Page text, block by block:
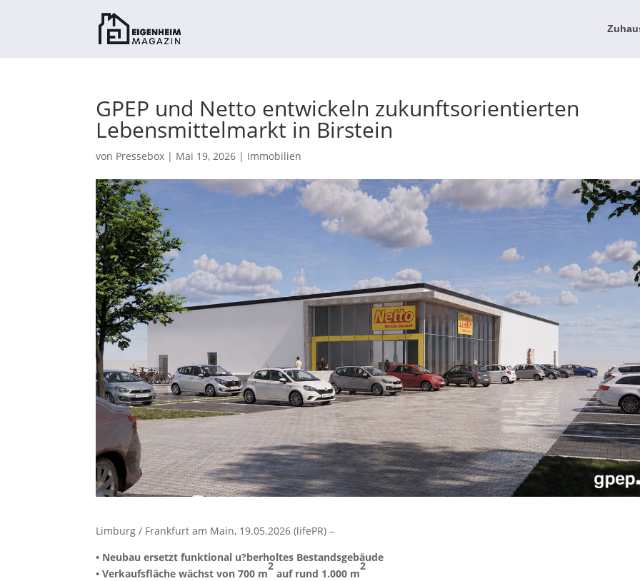
GPEP und Netto entwickeln zukunftsorientierten
Lebensmittelmarkt in Birstein
von Pressebox | Mai 19, 2026 | Immobilien
Limburg / Frankfurt am Main, 19.05.2026 (lifePR) –
• Neubau ersetzt funktional u?berholtes Bestandsgebäude
• Verkaufsfläche wächst von 700 m
2
auf rund 1.000 m
2